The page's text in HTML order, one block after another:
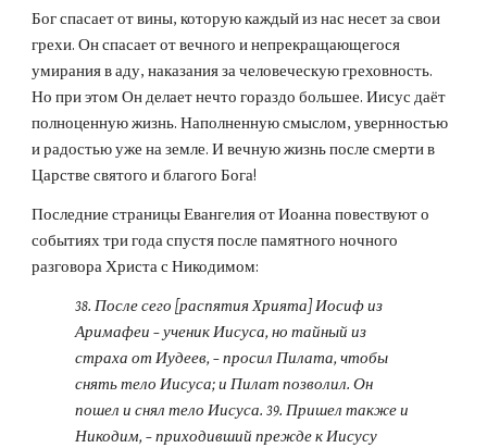
Бог спасает от вины, которую каждый из нас несет за свои
грехи. Он спасает от вечного и непрекращающегося
умирания в аду, наказания за человеческую греховность.
Но при этом Он делает нечто гораздо большее. Иисус даёт
полноценную жизнь. Наполненную смыслом, увернностью
и радостью уже на земле. И вечную жизнь после смерти в
Царстве святого и благого Бога!
Последние страницы Евангелия от Иоанна повествуют о
событиях три года спустя после памятного ночного
разговора Христа с Никодимом:
38. После сего [распятия Хрията] Иосиф из
Аримафеи – ученик Иисуса, но тайный из
страха от Иудеев, – просил Пилата, чтобы
снять тело Иисуса; и Пилат позволил. Он
пошел и снял тело Иисуса. 39. Пришел также и
Никодим, – приходивший прежде к Иисусу